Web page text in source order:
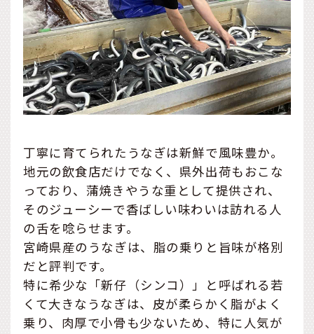
丁寧に育てられたうなぎは新鮮で風味豊か。
地元の飲食店だけでなく、県外出荷もおこな
っており、蒲焼きやうな重として提供され、
そのジューシーで香ばしい味わいは訪れる人
の舌を唸らせます。
宮崎県産のうなぎは、脂の乗りと旨味が格別
だと評判です。
特に希少な「新仔（シンコ）」と呼ばれる若
くて大きなうなぎは、皮が柔らかく脂がよく
乗り、肉厚で小骨も少ないため、特に人気が